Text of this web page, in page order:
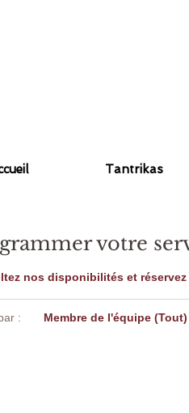
Tantrikas
votre
nos disponibilités et
: Membre de l'équipe (Tout)